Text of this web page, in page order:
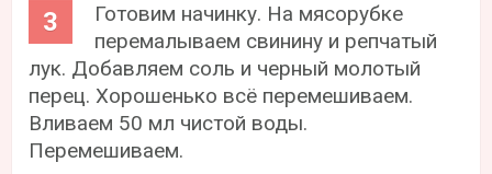
Готовим начинку. На мясорубке
перемалываем свинину и репчатый
лук. Добавляем соль и черный молотый
перец. Хорошенько всё перемешиваем.
Вливаем 50 мл чистой воды.
Перемешиваем.